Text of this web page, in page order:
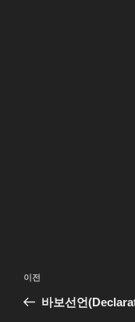
색
이
전
이전
바보선언